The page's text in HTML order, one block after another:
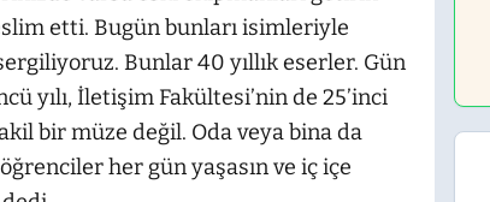
etti. Bugün bunları isimleriyle
Bunlar 40 yıllık eserler. Gün
yılı, İletişim Fakültesi’nin de 25’inci
bir müze değil. Oda veya bina da
her gün yaşasın ve iç içe